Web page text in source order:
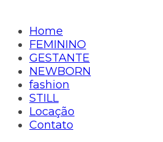
Home
FEMININO
GESTANTE
NEWBORN
fashion
STILL
Locação
Contato